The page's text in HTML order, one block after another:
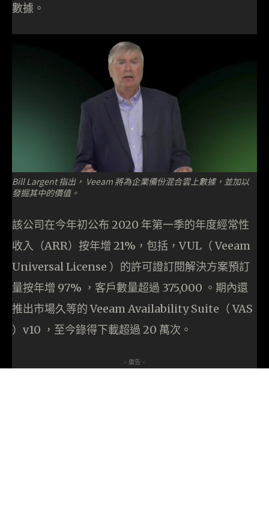
數據。
Bill Largent 指出， Veeam 將為企業備份混合雲上數據，並加以
發掘其中的價值。
該公司在今年初公布 2020 年第一季的年度經常性
收入（ARR）按年增 21%，包括，VUL（ Veeam
Universal License ）的許可證訂閱解決方案預訂
量按年增 97% ，客戶數量超過 375,000 。期內還
推出市場久等的 Veeam Availability Suite（ VAS
）v10 ，至今錄得下載超過 20 萬次。
- 廣告 -